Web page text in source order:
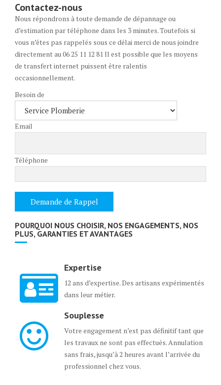
Contactez-nous
Nous répondrons à toute demande de dépannage ou
d’estimation par téléphone dans les 3 minutes. Toutefois si
vous n’êtes pas rappelés sous ce délai merci de nous joindre
directement au 06 25 11 12 81 Il est possible que les moyens
de transfert internet puissent être ralentis
occasionnellement.
Besoin de
Email
Téléphone
POURQUOI NOUS CHOISIR, NOS ENGAGEMENTS, NOS
PLUS, GARANTIES ET AVANTAGES
Expertise
12 ans d’expertise. Des artisans expérimentés
dans leur métier.
Souplesse
Votre engagement n’est pas définitif tant que
les travaux ne sont pas effectués. Annulation
sans frais, jusqu’à 2 heures avant l’arrivée du
professionnel chez vous.